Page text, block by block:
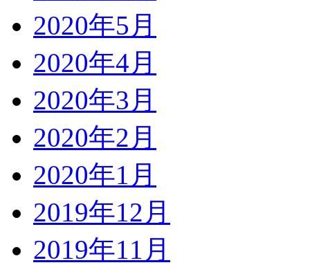
2020年5月
2020年4月
2020年3月
2020年2月
2020年1月
2019年12月
2019年11月